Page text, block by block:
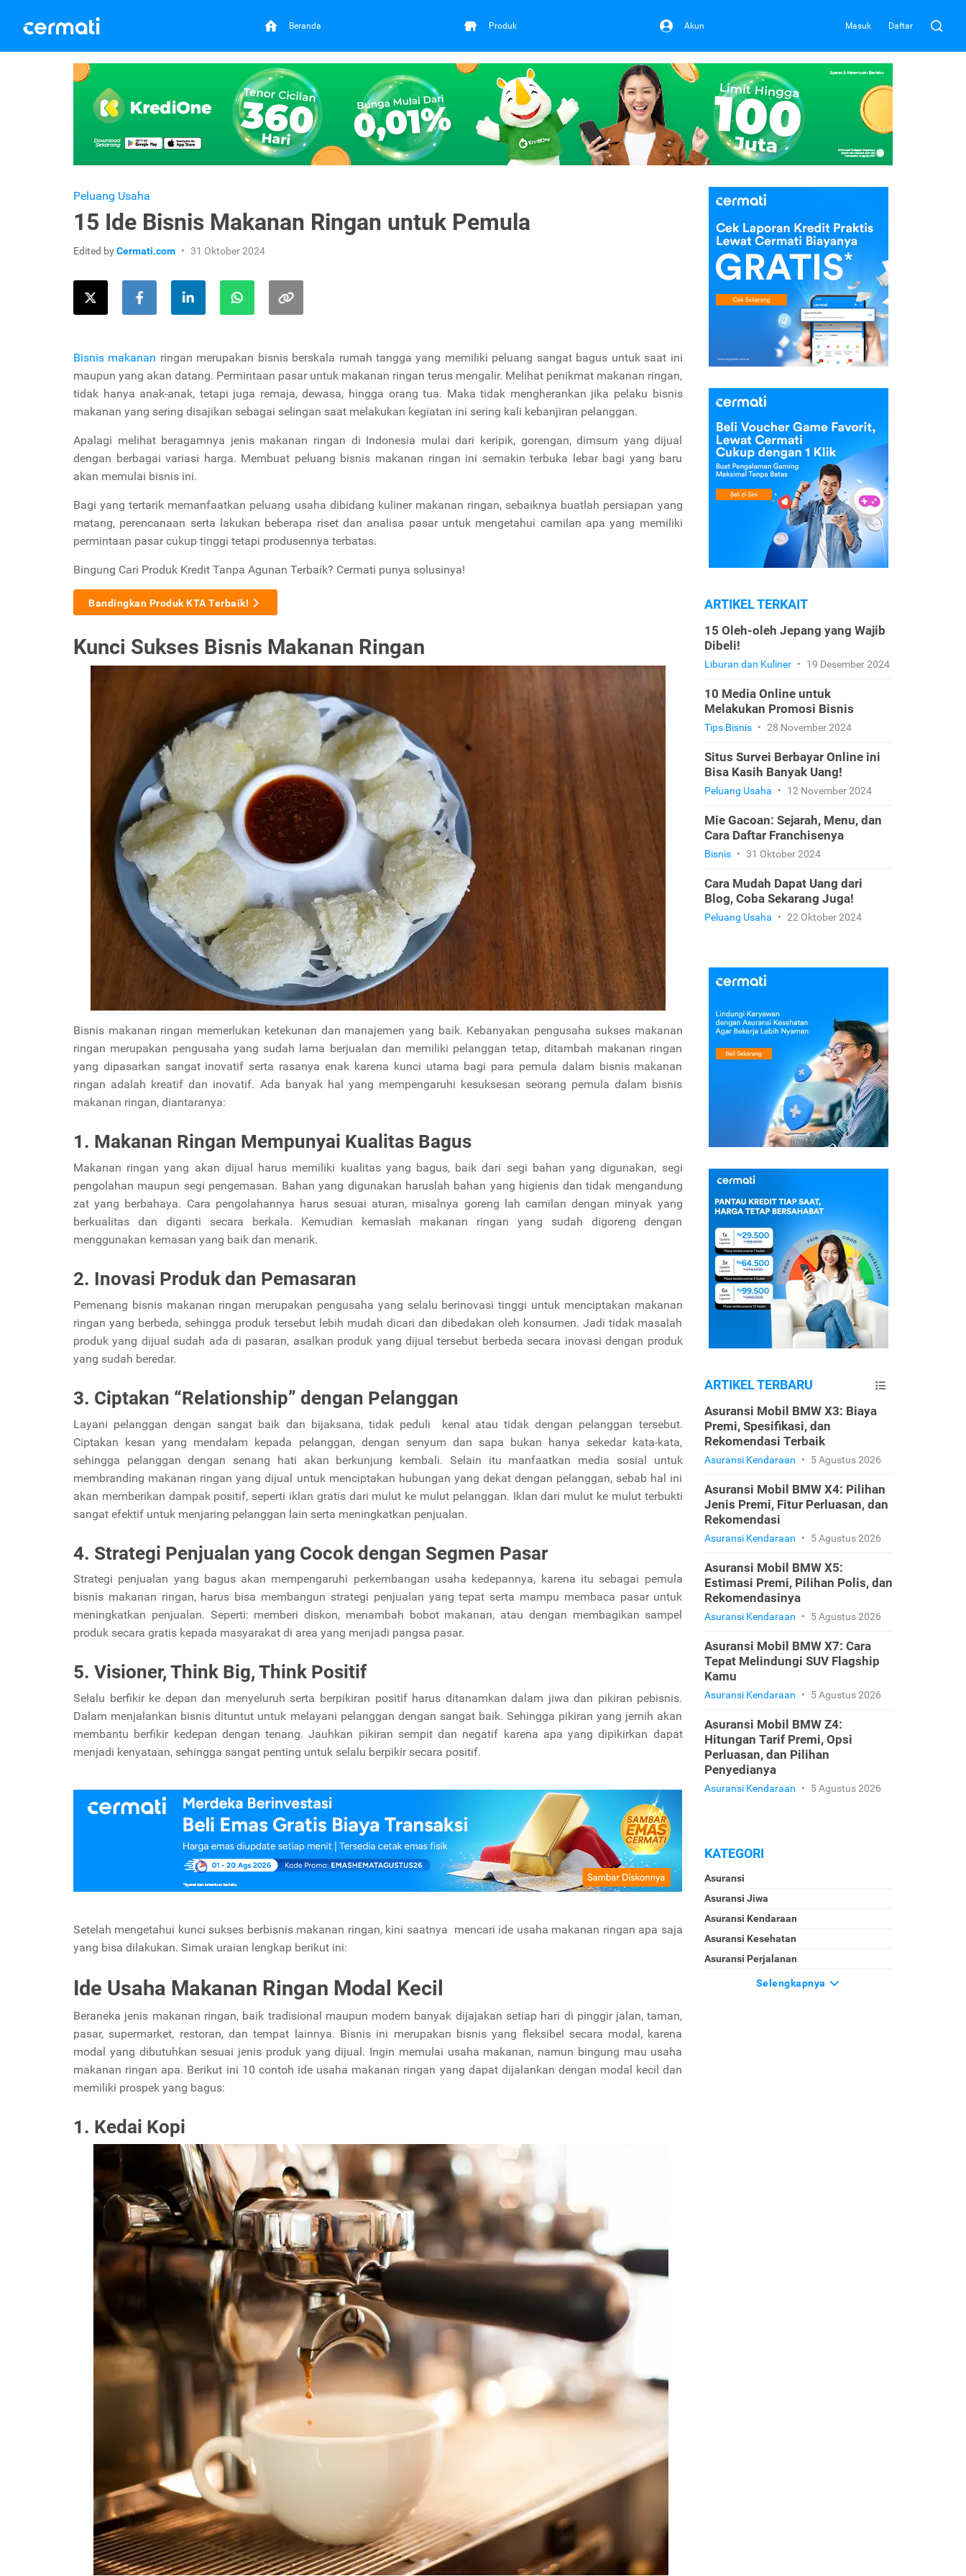
Beranda Produk Akun Masuk Daftar
Peluang Usaha
15 Ide Bisnis Makanan Ringan untuk Pemula
Edited byCermati.com 31 Oktober 2024
Bisnis makanan ringan merupakan bisnis berskala rumah tangga yang memiliki peluang sangat bagus untuk saat ini
maupun yang akan datang. Permintaan pasar untuk makanan ringan terus mengalir. Melihat penikmat makanan ringan,
tidak hanya anak-anak, tetapi juga remaja, dewasa, hingga orang tua. Maka tidak mengherankan jika pelaku bisnis
makanan yang sering disajikan sebagai selingan saat melakukan kegiatan ini sering kali kebanjiran pelanggan.
Apalagi melihat beragamnya jenis makanan ringan di Indonesia mulai dari keripik, gorengan, dimsum yang dijual
dengan berbagai variasi harga. Membuat peluang bisnis makanan ringan ini semakin terbuka lebar bagi yang baru
akan memulai bisnis ini.
Bagi yang tertarik memanfaatkan peluang usaha dibidang kuliner makanan ringan, sebaiknya buatlah persiapan yang
matang, perencanaan serta lakukan beberapa riset dan analisa pasar untuk mengetahui camilan apa yang memiliki
permintaan pasar cukup tinggi tetapi produsennya terbatas.
Bingung Cari Produk Kredit Tanpa Agunan Terbaik? Cermati punya solusinya!
Bandingkan Produk KTA Terbaik!
Kunci Sukses Bisnis Makanan Ringan
Bisnis makanan ringan memerlukan ketekunan dan manajemen yang baik. Kebanyakan pengusaha sukses makanan
ringan merupakan pengusaha yang sudah lama berjualan dan memiliki pelanggan tetap, ditambah makanan ringan
yang dipasarkan sangat inovatif serta rasanya enak karena kunci utama bagi para pemula dalam bisnis makanan
ringan adalah kreatif dan inovatif. Ada banyak hal yang mempengaruhi kesuksesan seorang pemula dalam bisnis
makanan ringan, diantaranya:
1. Makanan Ringan Mempunyai Kualitas Bagus
Makanan ringan yang akan dijual harus memiliki kualitas yang bagus, baik dari segi bahan yang digunakan, segi
pengolahan maupun segi pengemasan. Bahan yang digunakan haruslah bahan yang higienis dan tidak mengandung
zat yang berbahaya. Cara pengolahannya harus sesuai aturan, misalnya goreng lah camilan dengan minyak yang
berkualitas dan diganti secara berkala. Kemudian kemaslah makanan ringan yang sudah digoreng dengan
menggunakan kemasan yang baik dan menarik.
2. Inovasi Produk dan Pemasaran
Pemenang bisnis makanan ringan merupakan pengusaha yang selalu berinovasi tinggi untuk menciptakan makanan
ringan yang berbeda, sehingga produk tersebut lebih mudah dicari dan dibedakan oleh konsumen. Jadi tidak masalah
produk yang dijual sudah ada di pasaran, asalkan produk yang dijual tersebut berbeda secara inovasi dengan produk
yang sudah beredar.
3. Ciptakan “Relationship” dengan Pelanggan
Layani pelanggan dengan sangat baik dan bijaksana, tidak peduli kenal atau tidak dengan pelanggan tersebut.
Ciptakan kesan yang mendalam kepada pelanggan, dengan senyum dan sapa bukan hanya sekedar kata-kata,
sehingga pelanggan dengan senang hati akan berkunjung kembali. Selain itu manfaatkan media sosial untuk
membranding makanan ringan yang dijual untuk menciptakan hubungan yang dekat dengan pelanggan, sebab hal ini
akan memberikan dampak positif, seperti iklan gratis dari mulut ke mulut pelanggan. Iklan dari mulut ke mulut terbukti
sangat efektif untuk menjaring pelanggan lain serta meningkatkan penjualan.
4. Strategi Penjualan yang Cocok dengan Segmen Pasar
Strategi penjualan yang bagus akan mempengaruhi perkembangan usaha kedepannya, karena itu sebagai pemula
bisnis makanan ringan, harus bisa membangun strategi penjualan yang tepat serta mampu membaca pasar untuk
meningkatkan penjualan. Seperti: memberi diskon, menambah bobot makanan, atau dengan membagikan sampel
produk secara gratis kepada masyarakat di area yang menjadi pangsa pasar.
5. Visioner, Think Big, Think Positif
Selalu berfikir ke depan dan menyeluruh serta berpikiran positif harus ditanamkan dalam jiwa dan pikiran pebisnis.
Dalam menjalankan bisnis dituntut untuk melayani pelanggan dengan sangat baik. Sehingga pikiran yang jernih akan
membantu berfikir kedepan dengan tenang. Jauhkan pikiran sempit dan negatif karena apa yang dipikirkan dapat
menjadi kenyataan, sehingga sangat penting untuk selalu berpikir secara positif.
Setelah mengetahui kunci sukses berbisnis makanan ringan, kini saatnya mencari ide usaha makanan ringan apa saja
yang bisa dilakukan. Simak uraian lengkap berikut ini:
Ide Usaha Makanan Ringan Modal Kecil
Beraneka jenis makanan ringan, baik tradisional maupun modern banyak dijajakan setiap hari di pinggir jalan, taman,
pasar, supermarket, restoran, dan tempat lainnya. Bisnis ini merupakan bisnis yang fleksibel secara modal, karena
modal yang dibutuhkan sesuai jenis produk yang dijual. Ingin memulai usaha makanan, namun bingung mau usaha
makanan ringan apa. Berikut ini 10 contoh ide usaha makanan ringan yang dapat dijalankan dengan modal kecil dan
memiliki prospek yang bagus:
1. Kedai Kopi
ARTIKEL TERKAIT
15 Oleh-oleh Jepang yang Wajib
Dibeli!
Liburan dan Kuliner • 19 Desember 2024
10 Media Online untuk
Melakukan Promosi Bisnis
Tips Bisnis • 28 November 2024
Situs Survei Berbayar Online ini
Bisa Kasih Banyak Uang!
Peluang Usaha • 12 November 2024
Mie Gacoan: Sejarah, Menu, dan
Cara Daftar Franchisenya
Bisnis • 31 Oktober 2024
Cara Mudah Dapat Uang dari
Blog, Coba Sekarang Juga!
Peluang Usaha • 22 Oktober 2024
ARTIKEL TERBARU
Asuransi Mobil BMW X3: Biaya
Premi, Spesifikasi, dan
Rekomendasi Terbaik
Asuransi Kendaraan • 5 Agustus 2026
Asuransi Mobil BMW X4: Pilihan
Jenis Premi, Fitur Perluasan, dan
Rekomendasi
Asuransi Kendaraan • 5 Agustus 2026
Asuransi Mobil BMW X5:
Estimasi Premi, Pilihan Polis, dan
Rekomendasinya
Asuransi Kendaraan • 5 Agustus 2026
Asuransi Mobil BMW X7: Cara
Tepat Melindungi SUV Flagship
Kamu
Asuransi Kendaraan • 5 Agustus 2026
Asuransi Mobil BMW Z4:
Hitungan Tarif Premi, Opsi
Perluasan, dan Pilihan
Penyedianya
Asuransi Kendaraan • 5 Agustus 2026
KATEGORI
Asuransi
Asuransi Jiwa
Asuransi Kendaraan
Asuransi Kesehatan
Asuransi Perjalanan
Selengkapnya